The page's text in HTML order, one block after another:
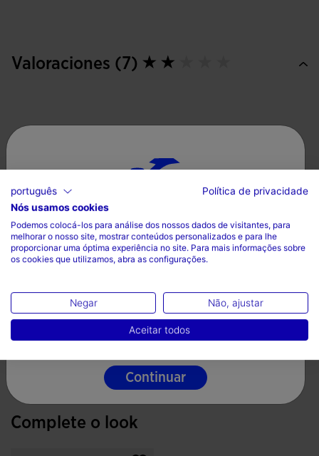
56 cm de diâmetro na talla S
72 cm de diâmetro na talla L
Valoraciones (7)
Complete o look
Escolha seu país e idioma
País
Portugal
Idioma
Português
Continuar
português
Política de privacidade
Nós usamos cookies
Podemos colocá-los para análise dos nossos dados de visitantes, para
melhorar o nosso site, mostrar conteúdos personalizados e para lhe
proporcionar uma óptima experiência no site. Para mais informações sobre
os cookies que utilizamos, abra as configurações.
Negar Não, ajustar
Aceitar todos